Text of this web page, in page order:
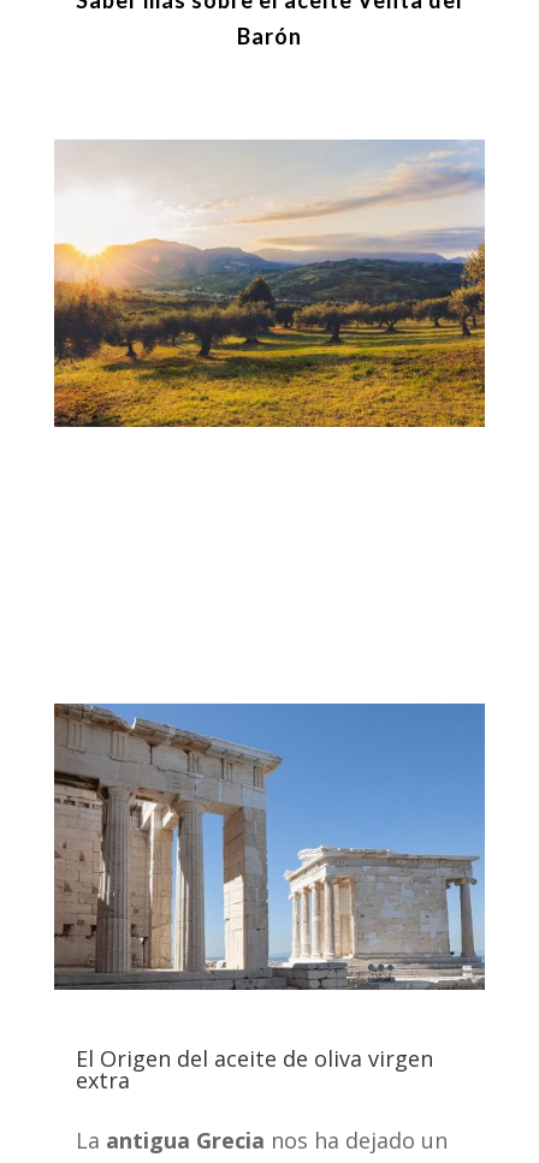
Barón
El Origen del aceite de oliva virgen
extra
La antigua Grecia nos ha dejado un